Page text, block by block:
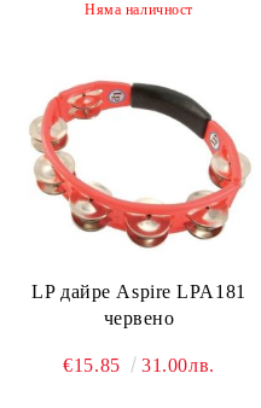
Няма наличност
LP дайре Aspire LPA181
червено
€15.85 31.00лв.